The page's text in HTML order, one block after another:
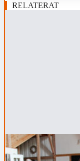
RELATERAT